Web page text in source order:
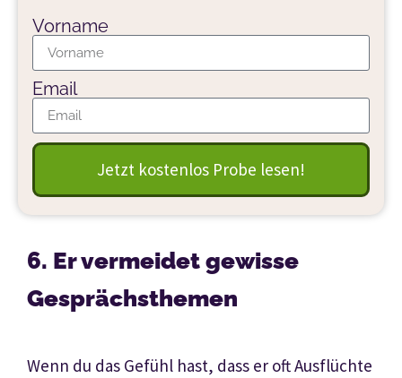
Vorname
Email
Jetzt kostenlos Probe lesen!
6. Er vermeidet gewisse
Gesprächsthemen
Wenn du das Gefühl hast, dass er oft Ausflüchte